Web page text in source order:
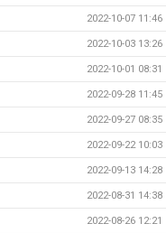
2022-10-07 11:46
2022-10-03 13:26
2022-10-01 08:31
2022-09-28 11:45
2022-09-27 08:35
2022-09-22 10:03
2022-09-13 14:28
2022-08-31 14:38
2022-08-26 12:21